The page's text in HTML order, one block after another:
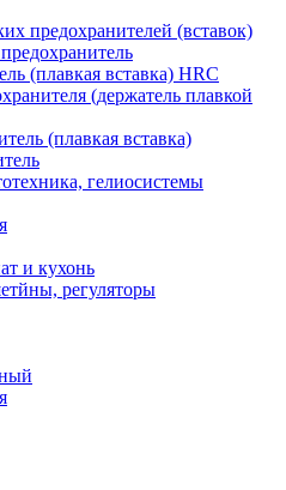
предохранителей (вставок)
(плавкая вставка) HRC
(держатель плавкой
(плавкая вставка)
гелиосистемы
и кухонь
регуляторы